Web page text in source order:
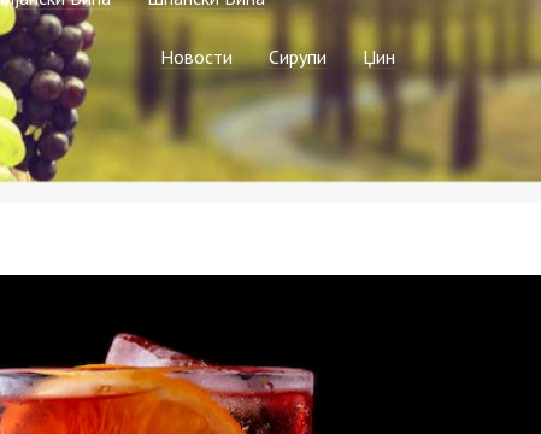
Новости Сирупи Џин